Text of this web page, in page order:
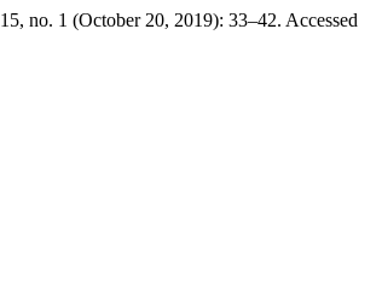
15, no. 1 (October 20, 2019): 33–42. Accessed